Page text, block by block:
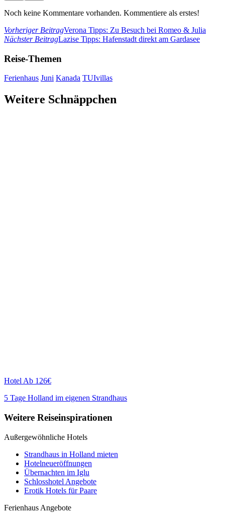
Noch keine Kommentare vorhanden. Kommentiere als erstes!
Vorheriger BeitragVerona Tipps: Zu Besuch bei Romeo & Julia
Nächster BeitragLazise Tipps: Hafenstadt direkt am Gardasee
Reise-Themen
Ferienhaus Juni Kanada TUIvillas
Weitere Schnäppchen
Hotel Ab 126€
5 Tage Holland im eigenen Strandhaus
Weitere Reiseinspirationen
Außergewöhnliche Hotels
Strandhaus in Holland mieten
Hotelneueröffnungen
Übernachten im Iglu
Schlosshotel Angebote
Erotik Hotels für Paare
Ferienhaus Angebote